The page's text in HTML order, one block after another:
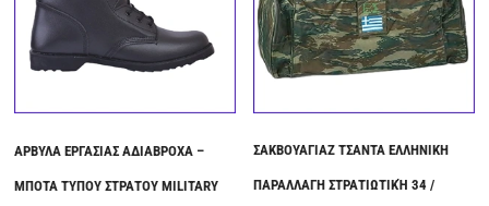
σελίδα
του
προϊόντος
ΑΡΒΥΛΑ ΕΡΓΑΣΙΑΣ ΑΔΙΑΒΡΟΧΑ –
ΜΠΟΤΑ ΤΥΠΟΥ ΣΤΡΑΤΟΥ MILITARY
ΣΑΚΒΟΥΑΓΙΑΖ ΤΣΑΝΤΑ ΕΛΛΗΝΙΚΗ
ΠΑΡΑΛΛΑΓΗ ΣΤΡΑΤΙΩΤΙΚΉ 34 /